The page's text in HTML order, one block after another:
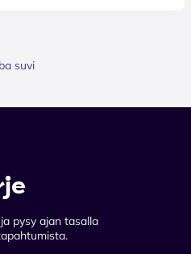
suvi
pysy ajan tasalla